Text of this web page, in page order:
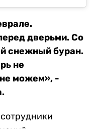
дверьми. Со
снежный буран.
не
можем», -